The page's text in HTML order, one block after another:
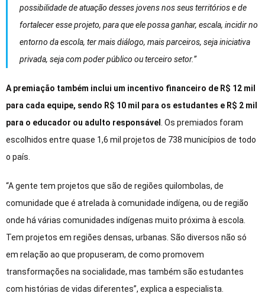
possibilidade de atuação desses jovens nos seus territórios e de
fortalecer esse projeto, para que ele possa ganhar, escala, incidir no
entorno da escola, ter mais diálogo, mais parceiros, seja iniciativa
privada, seja com poder público ou terceiro setor.”
A premiação também inclui um incentivo financeiro de R$ 12 mil
para cada equipe, sendo R$ 10 mil para os estudantes e R$ 2 mil
para o educador ou adulto responsável . Os premiados foram
escolhidos entre quase 1,6 mil projetos de 738 municípios de todo
o país.
“A gente tem projetos que são de regiões quilombolas, de
comunidade que é atrelada à comunidade indígena, ou de região
onde há várias comunidades indígenas muito próxima à escola.
Tem projetos em regiões densas, urbanas. São diversos não só
em relação ao que propuseram, de como promovem
transformações na socialidade, mas também são estudantes
com histórias de vidas diferentes”, explica a especialista.